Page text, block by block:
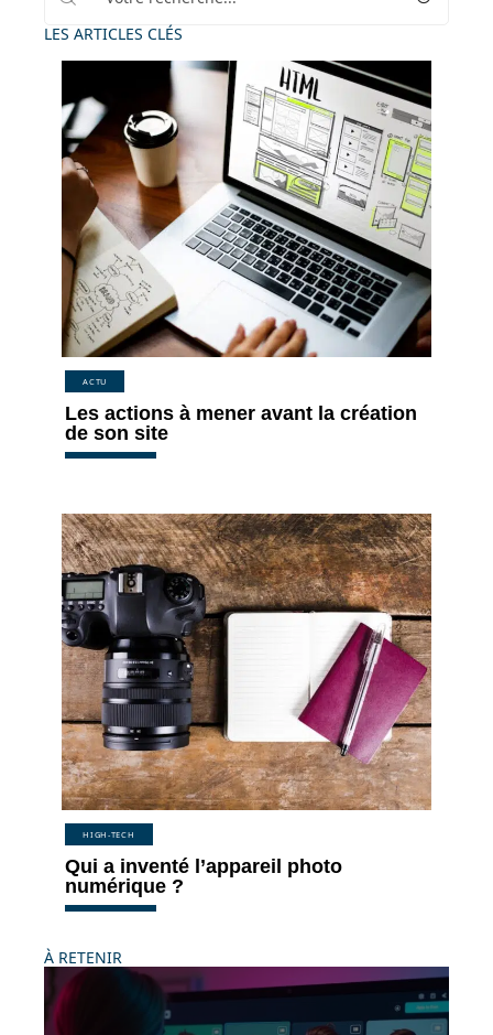
LES ARTICLES CLÉS
ACTU
Les actions à mener avant la création
de son site
HIGH-TECH
Qui a inventé l’appareil photo
numérique ?
À RETENIR